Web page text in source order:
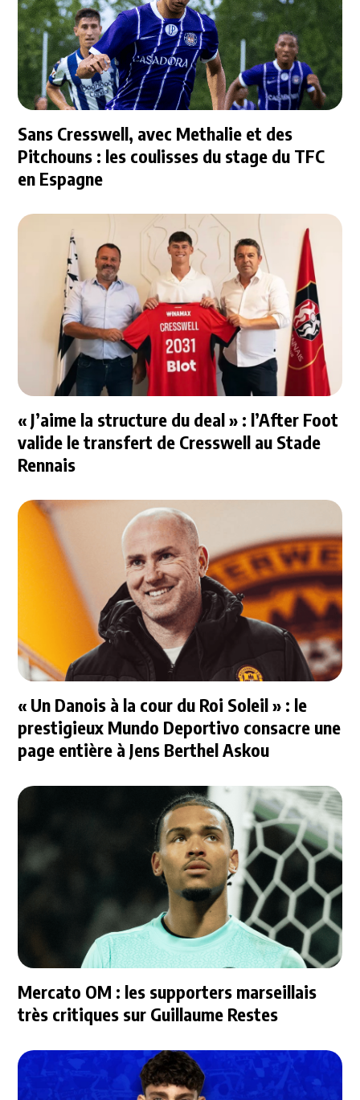
Sans Cresswell, avec Methalie et des
Pitchouns : les coulisses du stage du TFC
en Espagne
« J’aime la structure du deal » : l’After Foot
valide le transfert de Cresswell au Stade
Rennais
« Un Danois à la cour du Roi Soleil » : le
prestigieux Mundo Deportivo consacre une
page entière à Jens Berthel Askou
Mercato OM : les supporters marseillais
très critiques sur Guillaume Restes